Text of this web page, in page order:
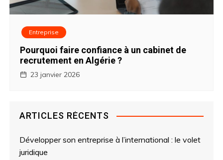
Entreprise
Pourquoi faire confiance à un cabinet de
recrutement en Algérie ?
23 janvier 2026
ARTICLES RÉCENTS
Développer son entreprise à l’international : le volet
juridique